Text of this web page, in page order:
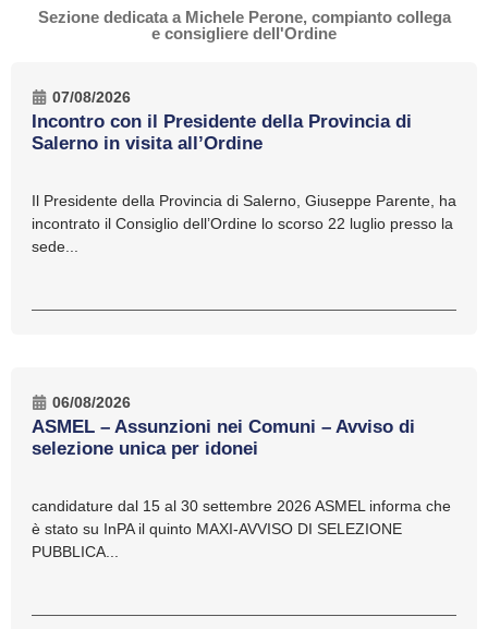
Sezione dedicata a Michele Perone, compianto collega
e consigliere dell'Ordine
07/08/2026
Incontro con il Presidente della Provincia di
Salerno in visita all’Ordine
Il Presidente della Provincia di Salerno, Giuseppe Parente, ha
incontrato il Consiglio dell’Ordine lo scorso 22 luglio presso la
sede...
06/08/2026
ASMEL – Assunzioni nei Comuni – Avviso di
selezione unica per idonei
candidature dal 15 al 30 settembre 2026 ASMEL informa che
è stato su InPA il quinto MAXI-AVVISO DI SELEZIONE
PUBBLICA...